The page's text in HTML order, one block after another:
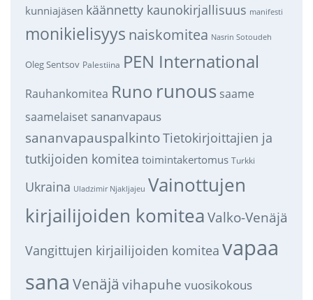
kunniajäsen käännetty kaunokirjallisuus manifesti
monikielisyys naiskomitea Nasrin Sotoudeh
Oleg Sentsov Palestiina PEN International
Rauhankomitea Runo runous saame
saamelaiset sananvapaus
sananvapauspalkintoTietokirjoittajien ja
tutkijoiden komitea toimintakertomus Turkki
Ukraina Uladzimir Njakljajeu Vainottujen
kirjailijoiden komitea Valko-Venäjä
Vangittujen kirjailijoiden komitea vapaa
sana Venäjä vihapuhe vuosikokous